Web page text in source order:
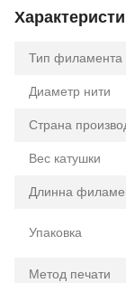
Тип филамента
Диаметр нити
Страна
Вес катушки
Длинна
Упаковка
Метод печати